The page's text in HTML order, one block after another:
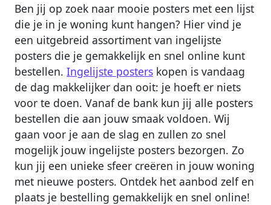
Ben jij op zoek naar mooie posters met een lijst
die je in je woning kunt hangen? Hier vind je
een uitgebreid assortiment van ingelijste
posters die je gemakkelijk en snel online kunt
bestellen. Ingelijste posters kopen is vandaag
de dag makkelijker dan ooit: je hoeft er niets
voor te doen. Vanaf de bank kun jij alle posters
bestellen die aan jouw smaak voldoen. Wij
gaan voor je aan de slag en zullen zo snel
mogelijk jouw ingelijste posters bezorgen. Zo
kun jij een unieke sfeer creëren in jouw woning
met nieuwe posters. Ontdek het aanbod zelf en
plaats je bestelling gemakkelijk en snel online!